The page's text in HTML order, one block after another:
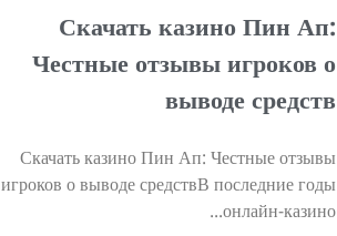
Скачать казино Пин Ап:
Честные отзывы игроков о
выводе средств
Скачать казино Пин Ап: Честные отзывы
игроков о выводе средствВ последние годы
онлайн-казино...